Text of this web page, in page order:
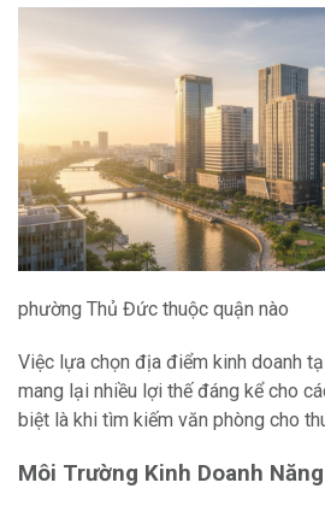
phường Thủ Đức thuộc quận nào
Việc lựa chọn địa điểm kinh doanh
mang lại nhiều lợi thế đáng kể cho
biệt là khi tìm kiếm văn phòng cho
Môi Trường Kinh Doanh